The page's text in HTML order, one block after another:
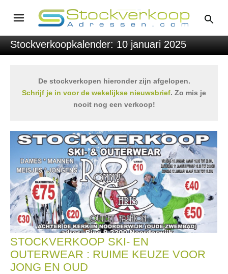
Stockverkoopkalender: 10 januari 2025
De stockverkopen hieronder zijn afgelopen.
Schrijf je in voor de wekelijkse nieuwsbrief. Zo mis je
nooit nog een verkoop!
STOCKVERKOOP SKI- EN
OUTERWEAR : RUIME KEUZE VOOR
JONG EN OUD